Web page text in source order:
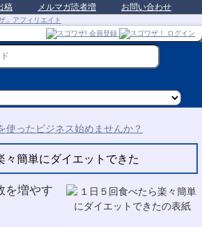
稿 メルマガ読者増 お問い合わせ
々簡単にダイエットできた
を増やす